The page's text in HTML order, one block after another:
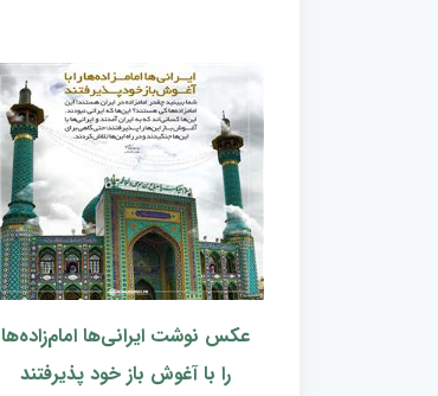
عکس نوشت ایرانی‌ها امام‌زاده‌ها
را با آغوش باز خود پذیرفتند